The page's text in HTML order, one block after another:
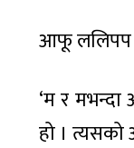
आफू ललिपप
‘म र
हो ।